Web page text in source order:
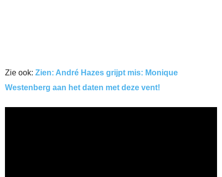
Zie ook: Zien: André Hazes grijpt mis: Monique
Westenberg aan het daten met deze vent!